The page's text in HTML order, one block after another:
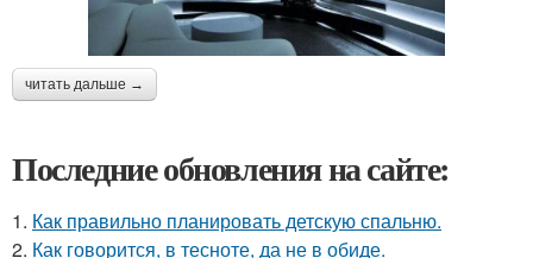
читать дальше →
Последние обновления на сайте:
1. Как правильно планировать детскую спальню.
2. Как говорится, в тесноте, да не в обиде.